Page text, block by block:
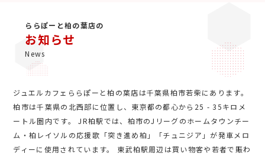
ららぽーと柏の葉店の
お知らせ
News
ジュエルカフェららぽーと柏の葉店は千葉県柏市若柴にあります。
柏市は千葉県の北西部に位置し、東京都の都心から25 - 35キロメ
ートル圏内です。 JR柏駅では、柏市のJリーグのホームタウンチー
ム・柏レイソルの応援歌「突き進め柏」「チュニジア」が発車メロ
ディーに使用されています。 東武柏駅周辺は買い物客や若者で賑わ